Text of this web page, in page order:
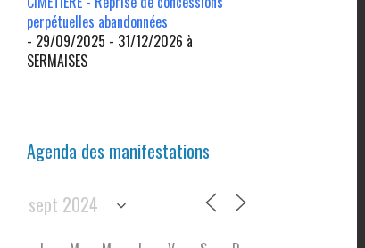
perpétuelles abandonnées
- 29/09/2025 - 31/12/2026 à
SERMAISES
Agenda des manifestations